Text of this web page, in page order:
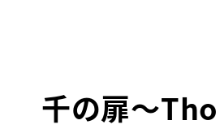
千の扉～